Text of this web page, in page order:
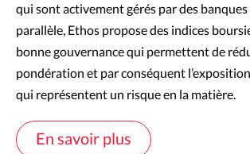
qui sont activement gérés par des
parallèle, Ethos propose des indices
bonne gouvernance qui permettent de
pondération et par conséquent
qui représentent un risque en la matière.
En savoir plus